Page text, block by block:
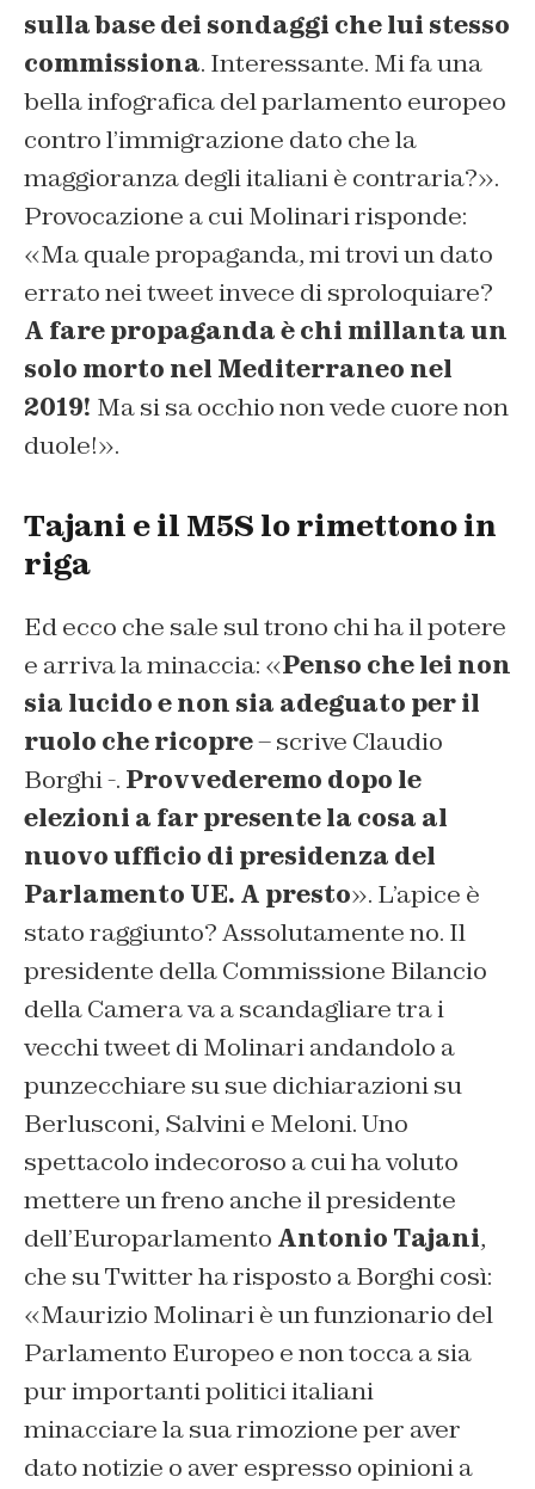
sulla base dei sondaggi che lui stesso
commissiona. Interessante. Mi fa una
bella infografica del parlamento europeo
contro l’immigrazione dato che la
maggioranza degli italiani è contraria?».
Provocazione a cui Molinari risponde:
«Ma quale propaganda, mi trovi un dato
errato nei tweet invece di sproloquiare?
A fare propaganda è chi millanta un
solo morto nel Mediterraneo nel
2019! Ma si sa occhio non vede cuore non
duole!».
Tajani e il M5S lo rimettono in
riga
Ed ecco che sale sul trono chi ha il potere
e arriva la minaccia: «Penso che lei non
sia lucido e non sia adeguato per il
ruolo che ricopre– scrive Claudio
Borghi -. Provvederemo dopo le
elezioni a far presente la cosa al
nuovo ufficio di presidenza del
Parlamento UE. A presto». L’apice è
stato raggiunto? Assolutamente no. Il
presidente della Commissione Bilancio
della Camera va a scandagliare tra i
vecchi tweet di Molinari andandolo a
punzecchiare su sue dichiarazioni su
Berlusconi, Salvini e Meloni. Uno
spettacolo indecoroso a cui ha voluto
mettere un freno anche il presidente
dell’Europarlamento Antonio Tajani,
che su Twitter ha risposto a Borghi così:
«Maurizio Molinari è un funzionario del
Parlamento Europeo e non tocca a sia
pur importanti politici italiani
minacciare la sua rimozione per aver
dato notizie o aver espresso opinioni a